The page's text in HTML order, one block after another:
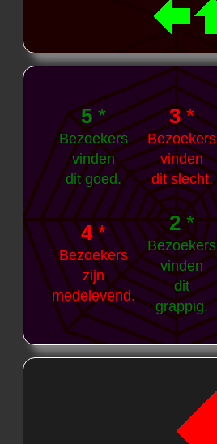
5*
Bezoekers
vinden
dit goed.
3*
Bezoekers
vinden
dit slecht.
4*
Bezoekers
zijn
medelevend.
2*
Bezoekers
vinden
dit
grappig.